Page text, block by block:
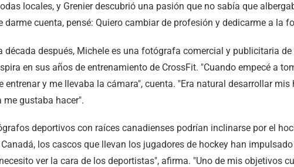
locales, y Grenier descubrió una pasión que no sabía que
darme cuenta, pensé: Quiero cambiar de profesión y dedicarme a la
década después, Michele es una fotógrafa comercial y publicitaria
en sus años de entrenamiento de CrossFit. "Cuando empecé a
entrenar y me llevaba la cámara", cuenta. "Era natural desarrollar
gustaba hacer".
deportivos con raíces canadienses podrían inclinarse por el
los cascos que llevan los jugadores de hockey han
ver la cara de los deportistas", afirma. "Uno de mis objetivos